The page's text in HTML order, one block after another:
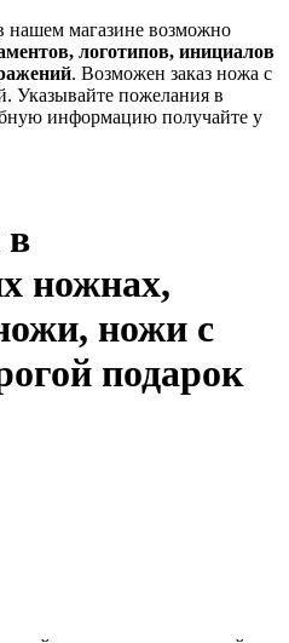
нашем магазине возможно
логотипов, инициалов
. Возможен заказ ножа с
Указывайте пожелания в
информацию получайте у
в
ножнах,
ножи с
подарок